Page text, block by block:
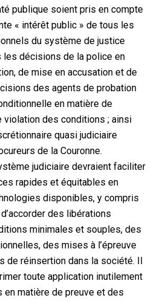
publique soient pris en compte
« intérêt public » de tous les
du système de justice
les décisions de la police en
de mise en accusation et de
des agents de probation
en matière de
violation des conditions ; ainsi
quasi judiciaire
de la Couronne.
judiciaire devraient faciliter
rapides et équitables en
disponibles, y compris
des libérations
minimales et souples, des
des mises à l’épreuve
de réinsertion dans la société. Il
toute application inutilement
matière de preuve et des